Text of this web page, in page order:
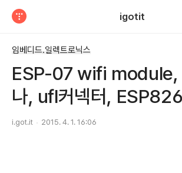
igotit
임베디드.일렉트로닉스
ESP-07 wifi module,
나, ufl커넥터,
i.got.it 2015. 4. 1. 16:06